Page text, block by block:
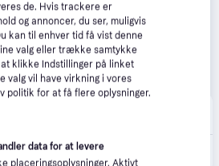
de. Hvis trackere er
og annoncer, du ser, muligvis
kan til enhver tid få vist denne
valg eller trække samtykke
klikke Indstillinger på linket
valg vil have virkning i vores
politik for at få flere oplysninger.
data for at levere
placeringsoplysninger. Aktivt